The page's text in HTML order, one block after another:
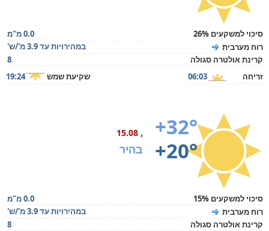
סיכוי למשקעים 26%
0.0 מ"מ
רוח מערבית
במהירויות עד 3.9 מ'/ש'
קרינת אולטרה סגולה
8
זריחה
06:03 שקיעת שמש 19:24
+32°
+20°
, 15.08
בהיר
סיכוי למשקעים 15%
0.0 מ"מ
רוח מערבית
במהירויות עד 3.9 מ'/ש'
קרינת אולטרה סגולה
8